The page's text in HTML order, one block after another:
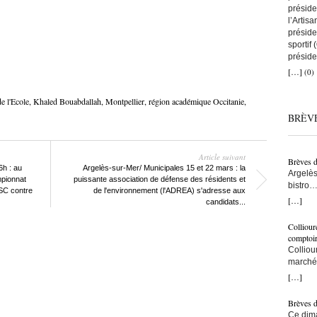
l'Ecole, Khaled Bouabdallah, Montpellier, région académique Occitanie,
: au
contre
Article suivant
Argelès-sur-Mer/ Municipales 15 et 22 mars : la
puissante association de défense des résidents et
de l'environnement (l'ADREA) s'adresse aux
candidats...
sportif
a
une
monte
bras
l’on
ce
[…] (0)
Brèves
bistro…
– Ici,
bras…
crois
[…]
de-
bon !
[…]
Brèves
Ce